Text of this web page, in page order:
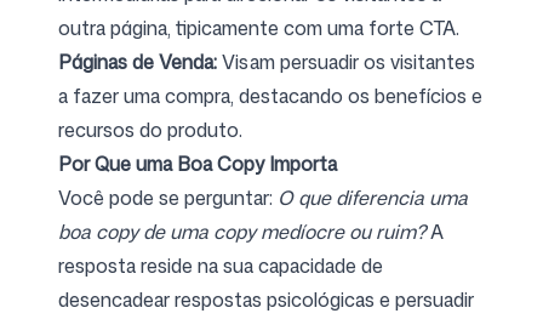
outra página, tipicamente com uma forte CTA.
Páginas de Venda:Visam persuadir os visitantes
a fazer uma compra, destacando os benefícios e
recursos do produto.
Por Que uma Boa Copy Importa
Você pode se perguntar: O que diferencia uma
boa copy de uma copy medíocre ou ruim?A
resposta reside na sua capacidade de
desencadear respostas psicológicas e persuadir